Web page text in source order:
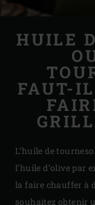
HUILE
FAUT-
L’huile de
l’huile d’olive par
la faire chauffer à
souhaitez obtenir